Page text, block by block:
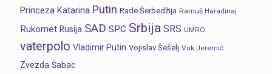
Princeza Katarina Putin Rade Šerbedžija Ramuš Haradinaj
Rukomet Rusija SAD SPC Srbija SRS UMRO
vaterpolo Vladimir Putin Vojislav Šešelj Vuk Jeremić
Zvezda Šabac